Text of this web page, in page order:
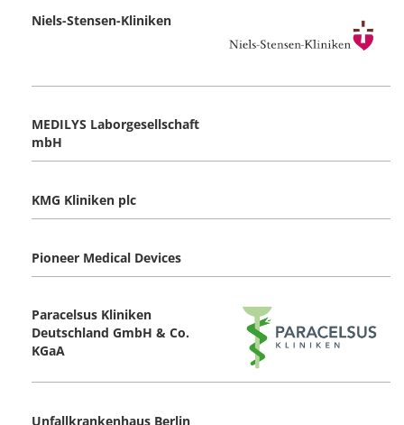
Niels-Stensen-Kliniken
MEDILYS Laborgesellschaft
mbH
KMG Kliniken plc
Pioneer Medical Devices
Paracelsus Kliniken
Deutschland GmbH & Co.
KGaA
Unfallkrankenhaus Berlin